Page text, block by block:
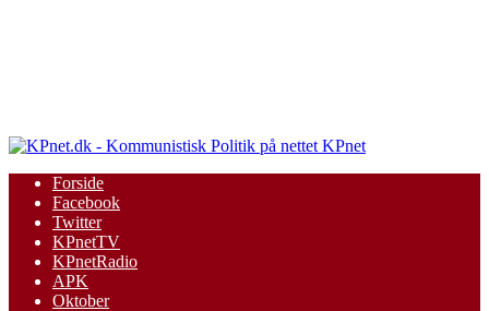
KPnet
Forside
Facebook
Twitter
KPnetTV
KPnetRadio
APK
Oktober